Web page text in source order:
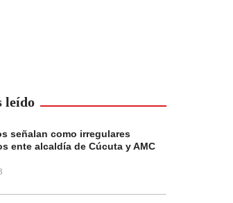
leído
señalan como irregulares
ente alcaldía de Cúcuta y AMC